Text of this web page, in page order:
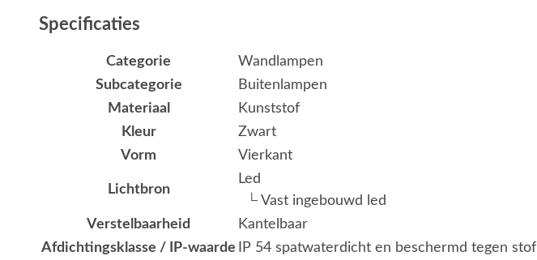
Specificaties
Categorie
Wandlampen
Subcategorie
Buitenlampen
Materiaal
Kunststof
Kleur
Zwart
Vorm
Vierkant
Lichtbron
Led
└ Vast ingebouwd led
Verstelbaarheid
Kantelbaar
Afdichtingsklasse / IP-waarde
IP 54 spatwaterdicht en beschermd tegen stof